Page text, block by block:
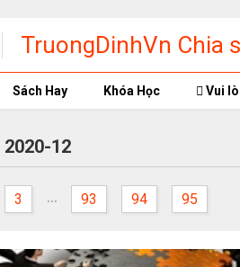
TruongDinhVn Chia
phần mềm học tập
Sách Hay Khóa Học Vui
2020-12
3 ... 93 94 95